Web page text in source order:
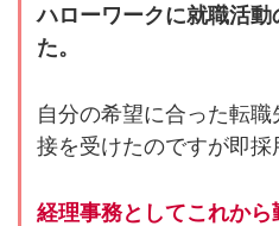
ハローワークに就職活
た。
自分の希望に合った転
接を受けたのですが即採
経理事務としてこれか